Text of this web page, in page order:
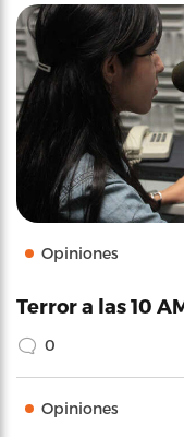
Opiniones
Terror a las 10
0
Opiniones